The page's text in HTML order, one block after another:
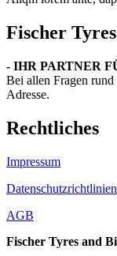
Fischer
- IHR PARTNER
Bei allen Fragen
Adresse.
Rechtliches
Impressum
Datenschutzrichtlinien
AGB
Fischer Tyres and